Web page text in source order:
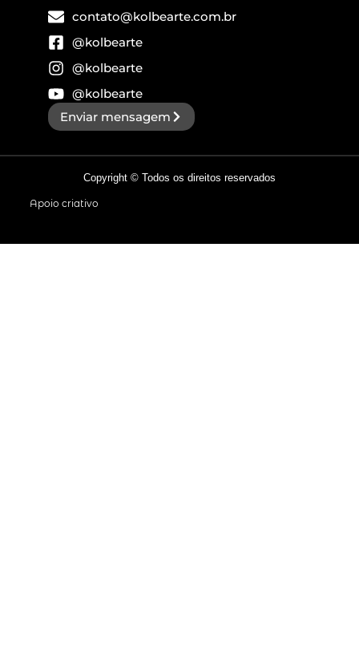
contato@kolbearte.com.br
@kolbearte
@kolbearte
@kolbearte
Enviar mensagem
Copyright © Todos os direitos reservados
Apoio criativo